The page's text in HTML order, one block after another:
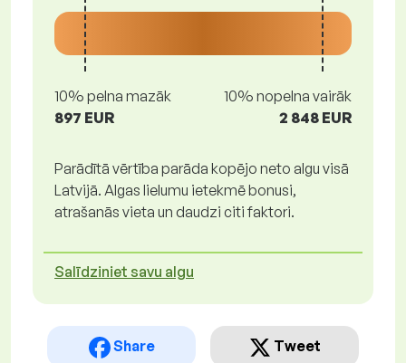
10% pelna mazāk
897 EUR
10% nopelna vairāk
2 848 EUR
Parādītā vērtība parāda kopējo neto algu visā
Latvijā. Algas lielumu ietekmē bonusi,
atrašanās vieta un daudzi citi faktori.
Salīdziniet savu algu
Share Tweet